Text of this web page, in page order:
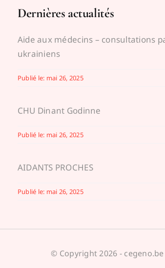
Dernières actualités
Aide aux médecins – consultations
ukrainiens
Publié le: mai 26, 2025
CHU Dinant Godinne
Publié le: mai 26, 2025
AIDANTS PROCHES
Publié le: mai 26, 2025
© Copyright 2026 - cegeno.be